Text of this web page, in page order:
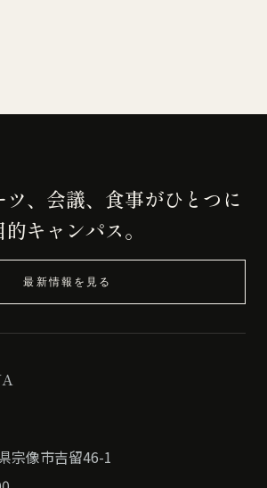
、会議、食事がひとつに
キャンパス。
最新情報を見る
宗像市吉留46-1